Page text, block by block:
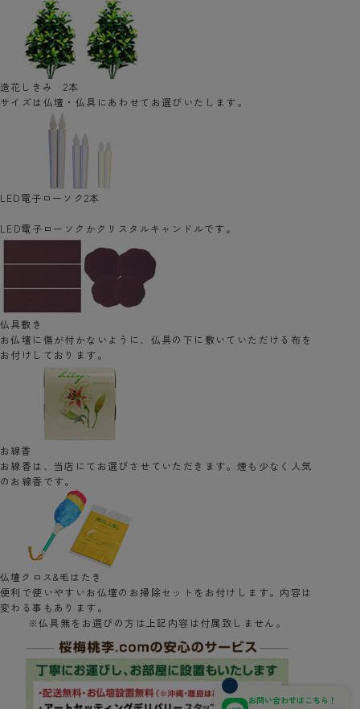
造花しきみ 2本
サイズは仏壇・仏具にあわせてお選びいたします。
LED電子ローソク2本
LED電子ローソクかクリスタルキャンドルです。
仏具敷き
お仏壇に傷が付かないように、仏具の下に敷いていただける布を
お付けしております。
お線香
お線香は、当店にてお選びさせていただきます。煙も少なく人気
のお線香です。
仏壇クロス&毛はたき
便利で使いやすいお仏壇のお掃除セットをお付けします。内容は
変わる事もあります。
※仏具無をお選びの方は上記内容は付属致しません。
お問い合わせはこちら！